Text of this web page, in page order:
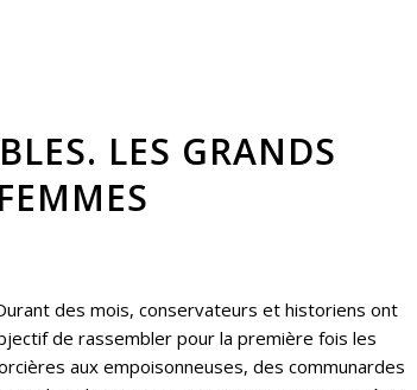
LES GRANDS
des mois, conservateurs et historiens ont
de rassembler pour la première fois les
aux empoisonneuses, des communardes